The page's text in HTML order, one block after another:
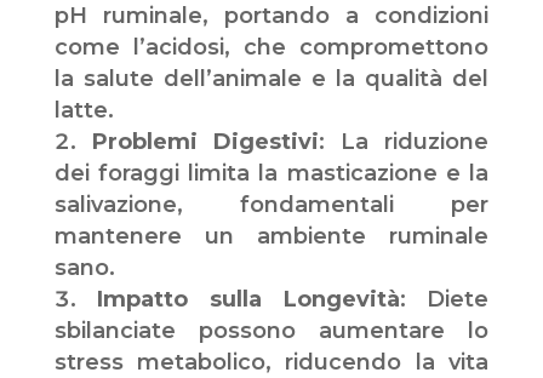
pH ruminale, portando a condizioni
come l’acidosi, che compromettono
la salute dell’animale e la qualità del
latte.
Problemi Digestivi: La riduzione
dei foraggi limita la masticazione e la
salivazione, fondamentali per
mantenere un ambiente ruminale
sano.
Impatto sulla Longevità: Diete
sbilanciate possono aumentare lo
stress metabolico, riducendo la vita